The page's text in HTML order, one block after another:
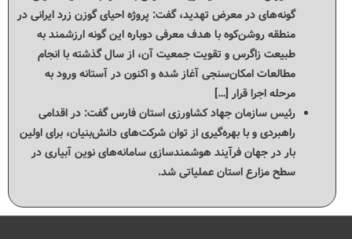
گونه‌های در معرض تهدید، گفت: پروژه احیای گوزن زرد ایرانی در
منطقه روشن‌کوه با هدف معرفی دوباره این گونه ارزشمند به
طبیعت زاگرس و تقویت جمعیت آن، از سال گذشته با انجام
مطالعات امکان‌سنجی آغاز شده و اکنون در آستانه ورود به
مرحله اجرا قرار […]
رئیس سازمان جهاد کشاورزی استان فارس گفت: در اقدامی
راهبردی و با بهره‌گیری از توان شرکت‌های دانش‌بنیان، برای اولین
بار در جهان فرآیند هوشمندسازی سامانه‌های نوین آبیاری در
سطح مزارع استان عملیاتی شد.